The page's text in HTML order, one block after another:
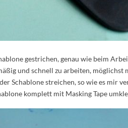
gestrichen, genau wie beim
und schnell zu arbeiten,
Schablone streichen, so wie es mir
komplett mit Masking Tape